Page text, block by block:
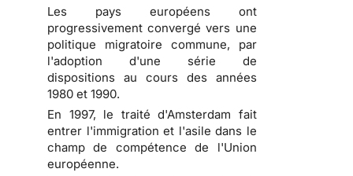
Les pays européens ont
progressivement convergé vers une
politique migratoire commune, par
l'adoption d'une série de
dispositions au cours des années
1980 et 1990.
En 1997, le traité d'Amsterdam fait
entrer l'immigration et l'asile dans le
champ de compétence de l'Union
européenne.